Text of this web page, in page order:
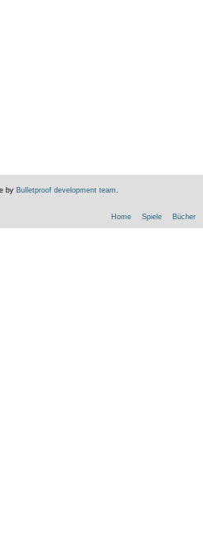
by Bulletproof development team
Home Spiele Bücher